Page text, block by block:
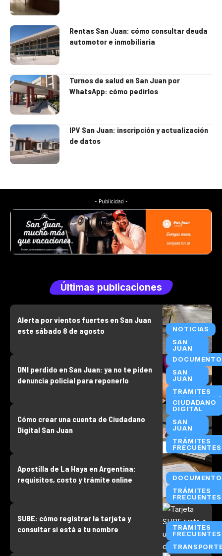
Rentas San Juan: cómo consultar deuda
automotor e inmobiliaria
Turnos de salud en San Juan por
WhatsApp: cómo pedirlos
IPV San Juan: inscripción y actualización
de datos
- Publicidad -
Últimas publicaciones
NOTICIAS
SAN
JUAN
Alerta por vientos fuertes en San Juan
este sábado 8 de agosto
SAN
JUAN
TRÁMITES
FRECUENTES
DNI perdido en San Juan: ya no te piden
denuncia policial para reponerlo
CIUDADANO
DIGITAL
SAN
JUAN
TRÁMITES
FRECUENTES
Cómo crear una cuenta de Ciudadano
Digital San Juan
TRÁMITES
FRECUENTES
Apostilla de La Haya en Argentina:
requisitos, costo y trámite online
TRÁMITES
FRECUENTES
SUBE: cómo registrar la tarjeta y
consultar si está a tu nombre